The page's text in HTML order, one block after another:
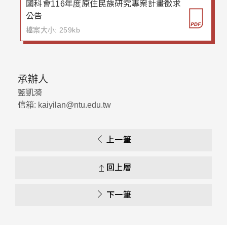
國科會116年度原住民族研究專案計畫徵求
公告
檔案大小: 259kb
承辦人
藍凱漪
信箱: kaiyilan@ntu.edu.tw
上一筆
回上層
下一筆